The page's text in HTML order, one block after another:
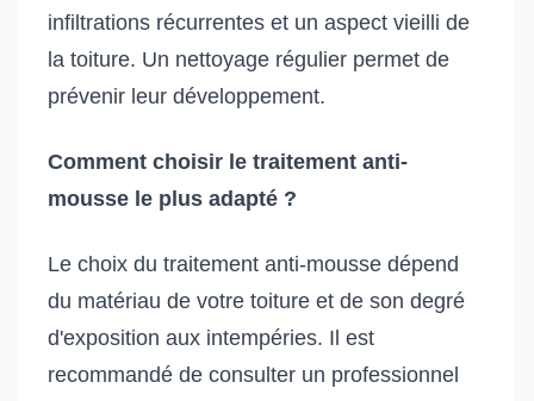
infiltrations récurrentes et un aspect vieilli de
la toiture. Un nettoyage régulier permet de
prévenir leur développement.
Comment choisir le traitement anti-
mousse le plus adapté ?
Le choix du traitement anti-mousse dépend
du matériau de votre toiture et de son degré
d'exposition aux intempéries. Il est
recommandé de consulter un professionnel